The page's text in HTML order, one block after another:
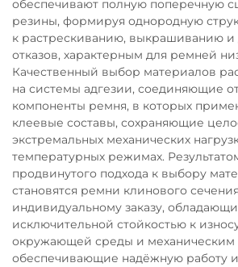
обеспечивают полную поперечную
резины, формируя однородную
к растрескиванию, выкрашиванию
отказов, характерным для ремней
Качественный выбор материалов
на системы адгезии, соединяющие
компоненты ремня, в которых
клеевые составы, сохраняющие
экстремальных механических
температурных режимах.
продвинутого подхода к выбору
становятся ремни клинового
индивидуальному заказу,
исключительной стойкостью к
окружающей среды и механическим
обеспечивающие надёжную работу